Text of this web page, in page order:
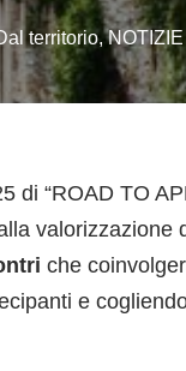
territorio,NOTIZIE
di “ROAD TO
valorizzazione
che
e